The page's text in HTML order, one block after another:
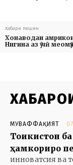
Хабари пешин
Хонаводаи
Нигина аз ӯ чӣ
МУВАФФАҚИЯТ
Тоҷикистон
ҳамкориро
инноватсия ва